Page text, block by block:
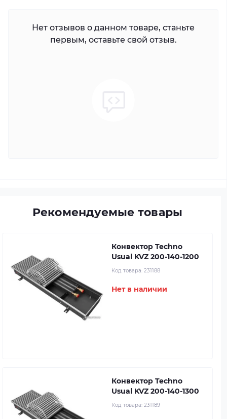
Нет отзывов о данном товаре, станьте
первым, оставьте свой отзыв.
Рекомендуемые товары
Конвектор Techno
Usual KVZ 200-140-1200
Код товара: 231188
Нет в наличии
Конвектор Techno
Usual KVZ 200-140-1300
Код товара: 231189